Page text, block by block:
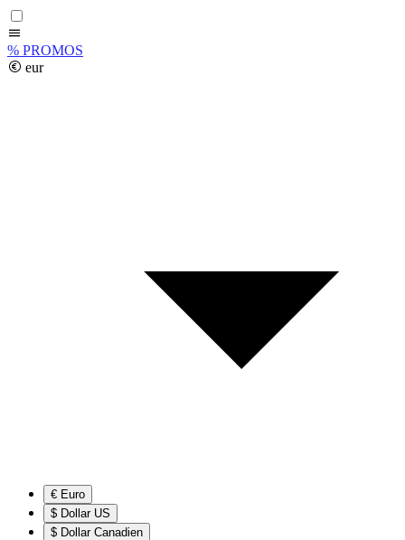
% PROMOS
eur
€ Euro
$ Dollar US
$ Dollar Canadien